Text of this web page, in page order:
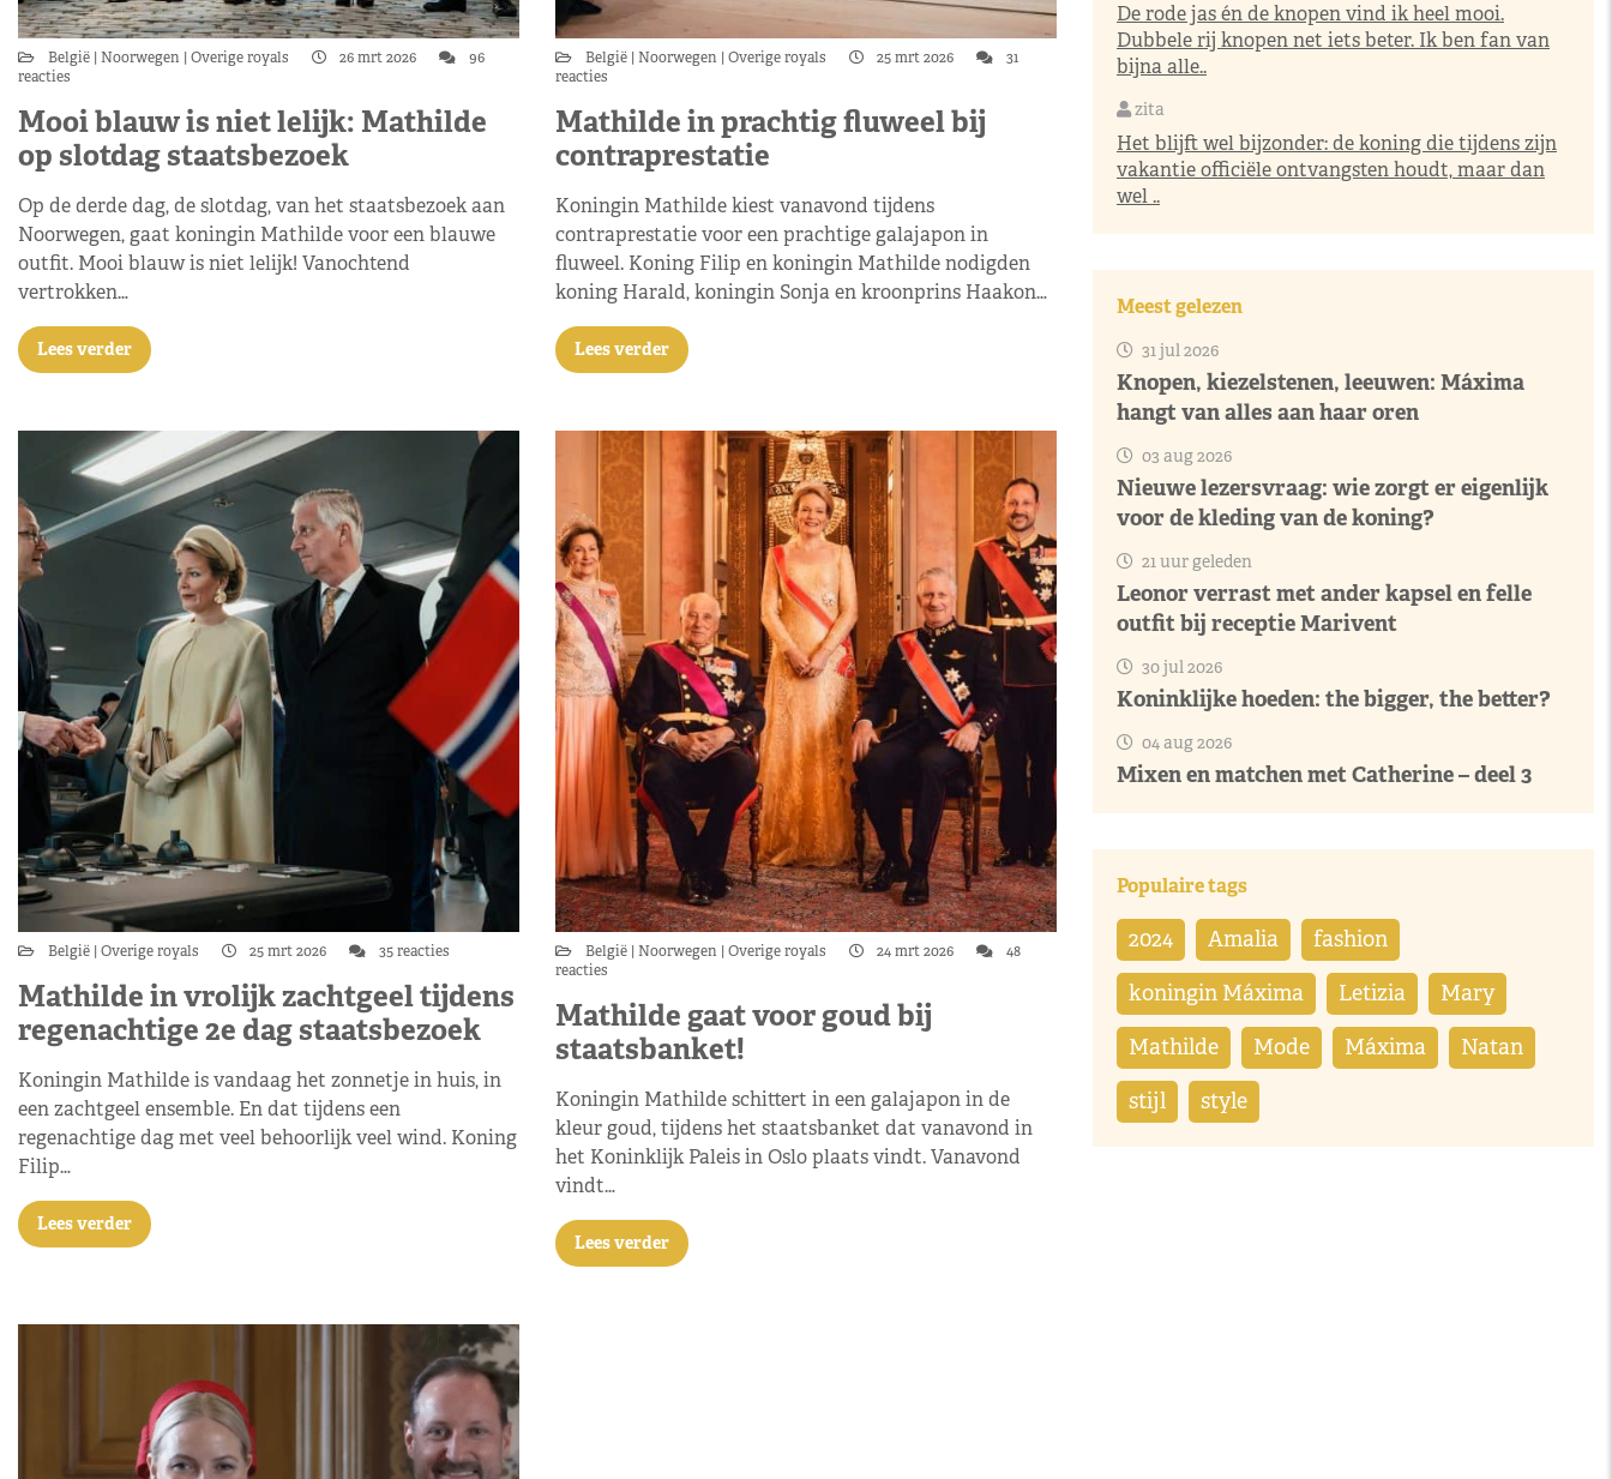
België Noorwegen Overige royals 26 mrt 2026
96
reacties
Mooi blauw is niet lelijk: Mathilde
op slotdag staatsbezoek
Op de derde dag, de slotdag, van het staatsbezoek aan
Noorwegen, gaat koningin Mathilde voor een blauwe
outfit. Mooi blauw is niet lelijk! Vanochtend
vertrokken…
Lees verder
België Noorwegen Overige royals 25 mrt 2026
31
reacties
Mathilde in prachtig fluweel bij
contraprestatie
Koningin Mathilde kiest vanavond tijdens
contraprestatie voor een prachtige galajapon in
fluweel. Koning Filip en koningin Mathilde nodigden
koning Harald, koningin Sonja en kroonprins Haakon…
Lees verder
België Overige royals 25 mrt 2026 35 reacties
Mathilde in vrolijk zachtgeel tijdens
regenachtige 2e dag staatsbezoek
Koningin Mathilde is vandaag het zonnetje in huis, in
een zachtgeel ensemble. En dat tijdens een
regenachtige dag met veel behoorlijk veel wind. Koning
Filip…
Lees verder
België Noorwegen Overige royals 24 mrt 2026
48
reacties
Mathilde gaat voor goud bij
staatsbanket!
Koningin Mathilde schittert in een galajapon in de
kleur goud, tijdens het staatsbanket dat vanavond in
het Koninklijk Paleis in Oslo plaats vindt. Vanavond
vindt…
Lees verder
De rode jas én de knopen vind ik heel mooi.
Dubbele rij knopen net iets beter. Ik ben fan van
bijna alle..
zita
Het blijft wel bijzonder: de koning die tijdens zijn
vakantie officiële ontvangsten houdt, maar dan
wel ..
Meest gelezen
31 jul 2026
Knopen, kiezelstenen, leeuwen: Máxima
hangt van alles aan haar oren
03 aug 2026
Nieuwe lezersvraag: wie zorgt er eigenlijk
voor de kleding van de koning?
21 uur geleden
Leonor verrast met ander kapsel en felle
outfit bij receptie Marivent
30 jul 2026
Koninklijke hoeden: the bigger, the better?
04 aug 2026
Mixen en matchen met Catherine – deel 3
Populaire tags
2024 Amalia fashion
koningin Máxima Letizia Mary
Mathilde Mode Máxima Natan
stijl style